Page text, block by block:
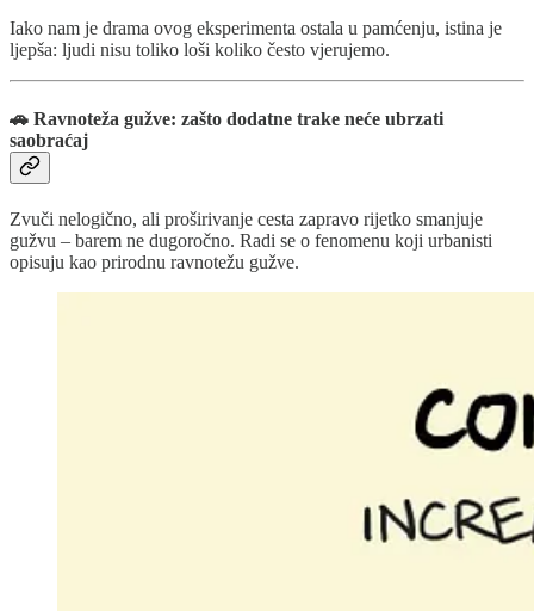
Iako nam je drama ovog eksperimenta ostala u pamćenju, istina je
ljepša: ljudi nisu toliko loši koliko često vjerujemo.
🚗 Ravnoteža gužve: zašto dodatne trake neće ubrzati
saobraćaj
Zvuči nelogično, ali proširivanje cesta zapravo rijetko smanjuje
gužvu – barem ne dugoročno. Radi se o fenomenu koji urbanisti
opisuju kao prirodnu ravnotežu gužve.